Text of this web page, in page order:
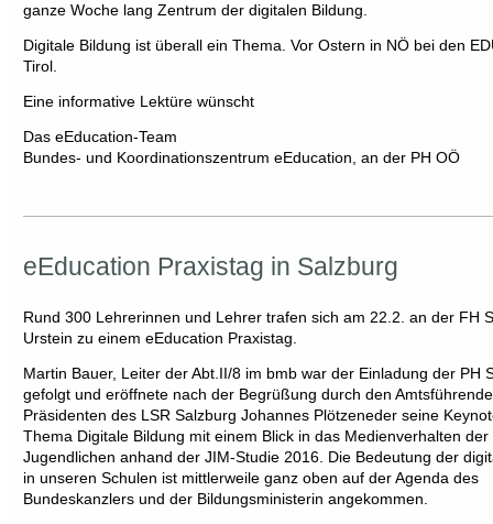
ganze Woche lang Zentrum der digitalen Bildung.
Digitale Bildung ist überall ein Thema. Vor Ostern in NÖ bei den
Tirol.
Eine informative Lektüre wünscht
Das eEducation-Team
Bundes- und Koordinationszentrum eEducation, an der PH OÖ
eEducation Praxistag in Salzburg
Rund 300 Lehrerinnen und Lehrer trafen sich am 22.2. an der FH
Urstein zu einem eEducation Praxistag.
Martin Bauer, Leiter der Abt.II/8 im bmb war der Einladung der PH
gefolgt und eröffnete nach der Begrüßung durch den
Präsidenten des LSR Salzburg Johannes Plötzeneder seine
Thema Digitale Bildung mit einem Blick in das Medienverhalten der
Jugendlichen anhand der JIM-Studie 2016. Die Bedeutung der
in unseren Schulen ist mittlerweile ganz oben auf der Agenda des
Bundeskanzlers und der Bildungsministerin angekommen.